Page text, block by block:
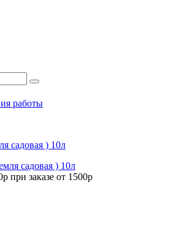
работы
садовая ) 10л
при заказе от 1500р